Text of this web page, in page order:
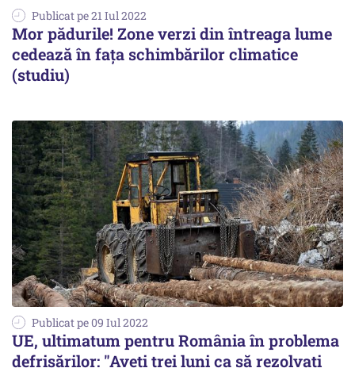
Publicat pe 21 Iul 2022
Mor pădurile! Zone verzi din întreaga lume
cedează în faţa schimbărilor climatice
(studiu)
Publicat pe 09 Iul 2022
UE, ultimatum pentru România în problema
defrișărilor: "Aveți trei luni ca să rezolvați